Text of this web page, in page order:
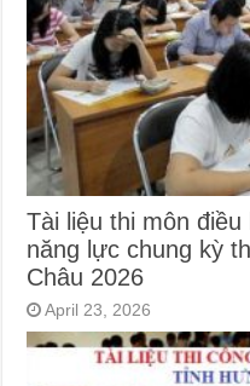
Tài liệu thi môn
năng lực chung kỳ
Châu 2026
April 23, 2026